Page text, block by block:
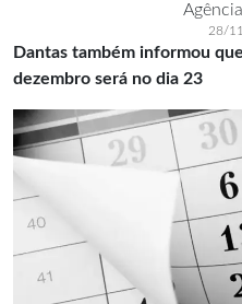
28/
Dantas também informou
dezembro será no dia 23